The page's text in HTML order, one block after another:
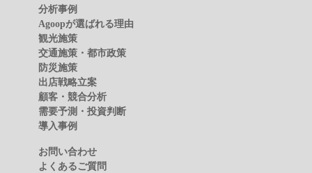
分析事例
Agoopが選ばれる理由
観光施策
交通施策・都市政策
防災施策
出店戦略立案
顧客・競合分析
需要予測・投資判断
導入事例
お問い合わせ
よくあるご質問